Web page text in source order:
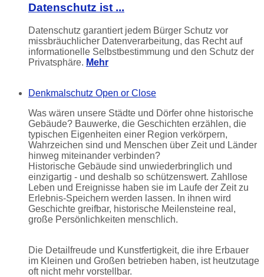
Datenschutz ist ...
Datenschutz garantiert jedem Bürger Schutz vor
missbräuchlicher Datenverarbeitung, das Recht auf
informationelle Selbstbestimmung und den Schutz der
Privatsphäre. Mehr
Denkmalschutz Open or Close
Was wären unsere Städte und Dörfer ohne historische
Gebäude? Bauwerke, die Geschichten erzählen, die
typischen Eigenheiten einer Region verkörpern,
Wahrzeichen sind und Menschen über Zeit und Länder
hinweg miteinander verbinden?
Historische Gebäude sind unwiederbringlich und
einzigartig - und deshalb so schützenswert. Zahllose
Leben und Ereignisse haben sie im Laufe der Zeit zu
Erlebnis-Speichern werden lassen. In ihnen wird
Geschichte greifbar, historische Meilensteine real,
große Persönlichkeiten menschlich.
Die Detailfreude und Kunstfertigkeit, die ihre Erbauer
im Kleinen und Großen betrieben haben, ist heutzutage
oft nicht mehr vorstellbar.